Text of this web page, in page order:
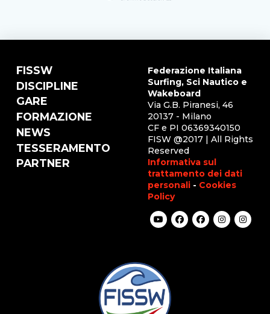
FISSW
DISCIPLINE
GARE
FORMAZIONE
NEWS
TESSERAMENTO
PARTNER
Federazione Italiana
Surfing, Sci Nautico e
Wakeboard
Via G.B. Piranesi, 46
20137 - Milano
CF e PI 06369340150
FISW @2017 | All Rights
Reserved
Informativa sul
trattamento dei dati
personali - Cookies
Policy